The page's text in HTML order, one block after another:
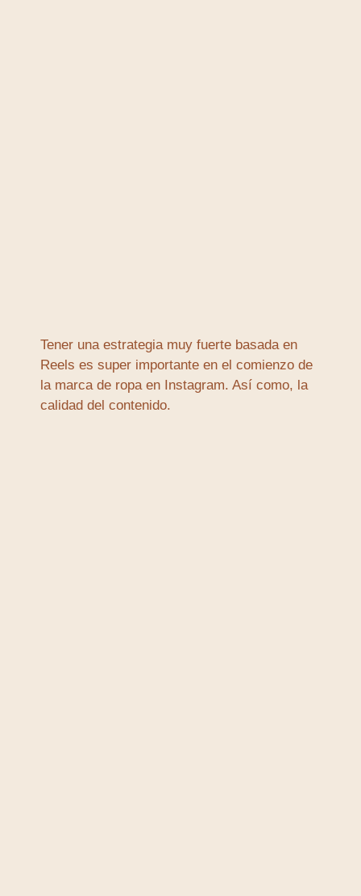
Tener una estrategia muy fuerte basada en
Reels es super importante en el comienzo de
la marca de ropa en Instagram. Así como, la
calidad del contenido.